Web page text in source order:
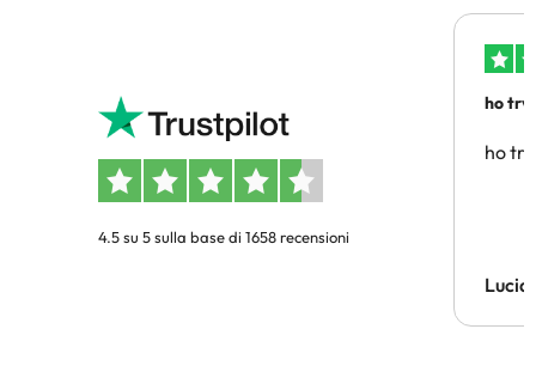
4.5 su 5 sulla base di 1658 recensioni
ho
ho
Lucia